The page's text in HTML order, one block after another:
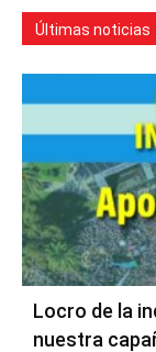
Últimas noticias
Locro de la
nuestra